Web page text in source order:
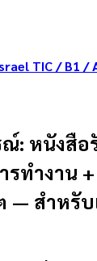
TIC / B1
: หนังสือ
ทำงาน
— สำหรับ